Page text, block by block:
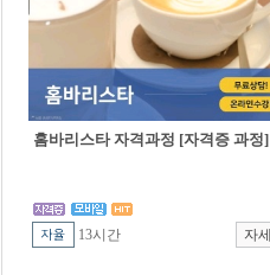
홈바리스타 자격과정 [자격증 과정]
13시간